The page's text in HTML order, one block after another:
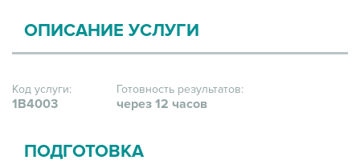
ОПИСАНИЕ УСЛУГИ
Код услуги:
1В4003
Готовность результатов:
через 12 часов
ПОДГОТОВКА